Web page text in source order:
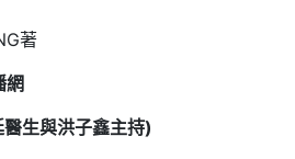
著
網
生與洪子鑫主持)